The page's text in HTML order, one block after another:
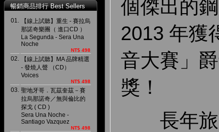
暢銷商品排行 Best Sellers
01.
【線上試聽】重生 - 賽拉烏
那諾奇樂團（ 進口CD ）
La Segunda - Sera Una
Noche
NT$ 498
02.
【線上試聽】MA 品牌精選
- 發燒人聲 （CD）
Voices
NT$ 498
03. 聖地牙哥．瓦茲奎茲－賽
拉烏那諾奇／無與倫比的
探戈 ( CD )
Sera Una Noche -
Santiago Vazquez
NT$ 498
個傑出的
2013 年獲
音大賽」
獎！
長年旅